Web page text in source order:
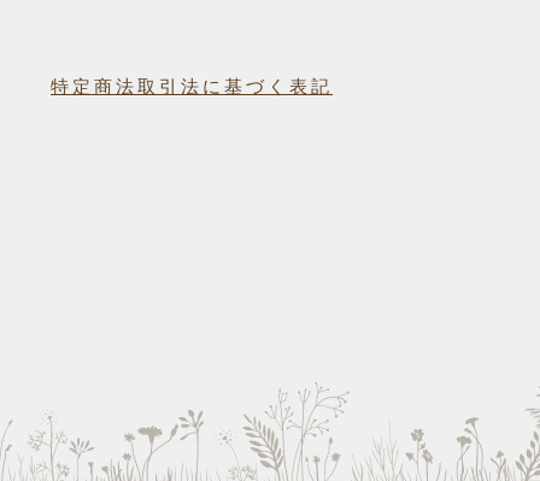
特定商法取引法に基づく表記